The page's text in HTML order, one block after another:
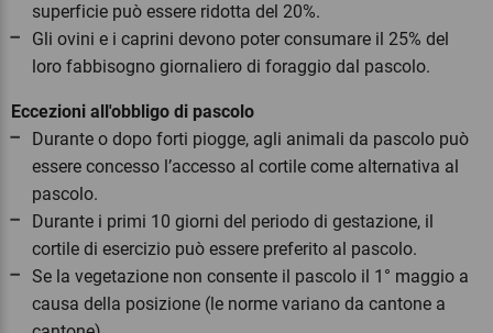
superficie può essere ridotta del 20%.
Gli ovini e i caprini devono poter consumare il 25% del
loro fabbisogno giornaliero di foraggio dal pascolo.
Eccezioni all'obbligo di pascolo
Durante o dopo forti piogge, agli animali da pascolo può
essere concesso l’accesso al cortile come alternativa al
pascolo.
Durante i primi 10 giorni del periodo di gestazione, il
cortile di esercizio può essere preferito al pascolo.
Se la vegetazione non consente il pascolo il 1° maggio a
causa della posizione (le norme variano da cantone a